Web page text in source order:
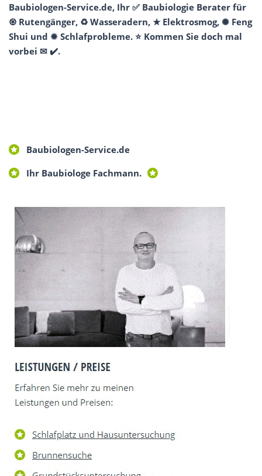
Baubiologen-Service.de, Ihr ✅ Baubiologie Berater für
♼ Rutengänger, ♻ Wasseradern, ★ Elektrosmog, ✺ Feng
Shui und ✹ Schlafprobleme. ⭐ Kommen Sie doch mal
vorbei ✉ ✔️.
Baubiologen-Service.de
Ihr Baubiologe Fachmann.